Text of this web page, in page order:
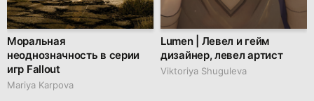
Моральная
неоднозначность в серии
игр Fallout
Mariya Karpova
Lumen | Левел и гейм
дизайнер, левел артист
Viktoriya Shuguleva